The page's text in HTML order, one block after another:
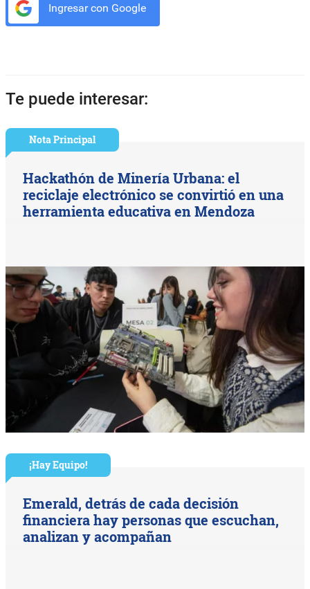
Ingresar con Google
Te puede interesar:
Nota Principal
Hackathón de Minería Urbana: el
reciclaje electrónico se convirtió en una
herramienta educativa en Mendoza
¡Hay Equipo!
Emerald, detrás de cada decisión
financiera hay personas que escuchan,
analizan y acompañan